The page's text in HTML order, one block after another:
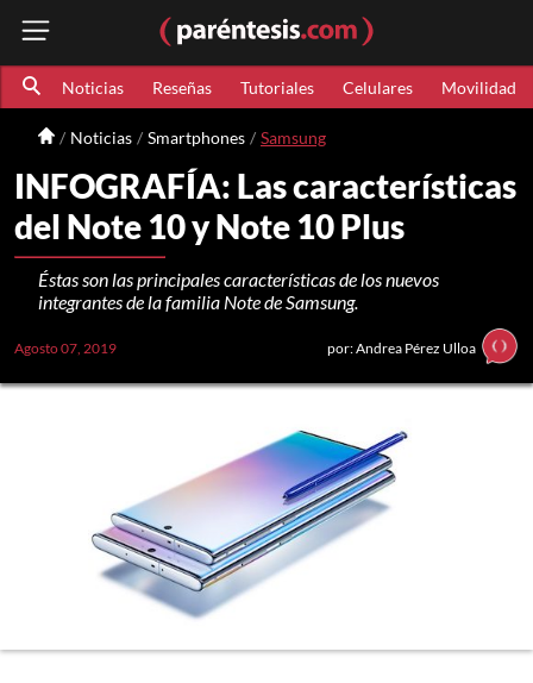
Noticias Reseñas Tutoriales Celulares Movilidad
Noticias Smartphones Samsung
INFOGRAFÍA: Las características
del Note 10 y Note 10 Plus
Éstas son las principales características de los nuevos
integrantes de la familia Note de Samsung.
Agosto 07, 2019 por: Andrea Pérez Ulloa